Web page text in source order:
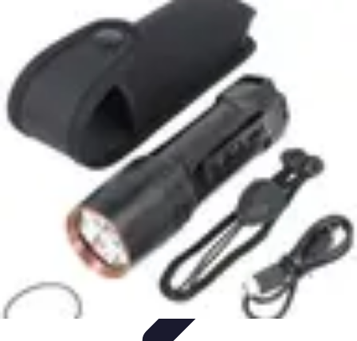
Prêts et CréditsCrédits et Emprunts Frais et TarifsGestion
financièreCrédits et Financements
Conseil Banque